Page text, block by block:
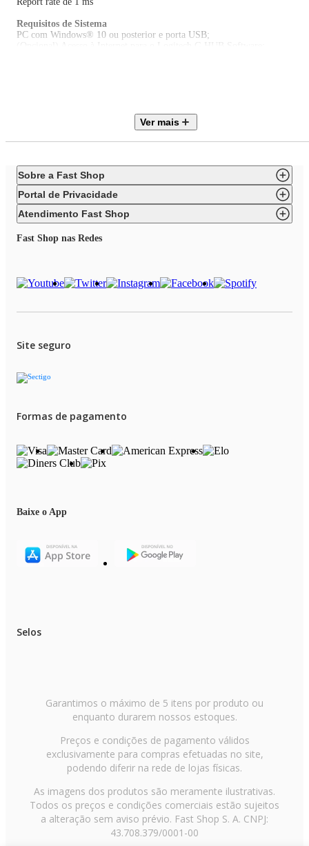
Requisitos de Sistema
PC com Windows® 10 ou posterior e porta USB;
(Opcional) Acesso à Internet para o Logitech G HUB Software;
Dimensões e Peso
Dimensões do Produto com Embalagem (AxLxP): 62x387x163 mm
Peso do Produto com Embalagem: 1,3 kg
Peso do Produto sem Embalagem: 0,92 kg
Itens Inclusos
01 Teclado Gamer Tenkeyless PRO X TKL RAPID
01 Cabo de dados/carregam ento USB A para C
01 Documentação do usuário
Ver mais
Sobre a Fast Shop
Portal de Privacidade
Atendimento Fast Shop
Fast Shop nas Redes
Site seguro
Formas de pagamento
Baixe o App
Selos
Garantimos o máximo de 5 itens por produto ou
enquanto durarem nossos estoques.
Preços e condições de pagamento válidos
exclusivamente para compras efetuadas no site,
podendo diferir na rede de lojas físicas.
As imagens dos produtos são meramente ilustrativas.
Todos os preços e condições comerciais estão sujeitos
a alteração sem aviso prévio. Fast Shop S. A. CNPJ:
43.708.379/0001-00